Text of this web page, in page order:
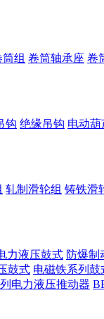
组 卷筒轴承座 卷
钩 绝缘吊钩 电动
轧制滑轮组 铸铁滑
力液压鼓式 防爆制
鼓式 电磁铁系列鼓
电力液压推动器